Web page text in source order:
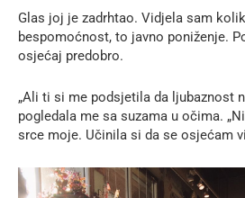
Glas joj je zadrhtao. Vidjela sam
bespomoćnost, to javno poniženje.
osjećaj predobro.
„Ali ti si me podsjetila da ljubaznost
pogledala me sa suzama u očima.
srce moje. Učinila si da se osjećam